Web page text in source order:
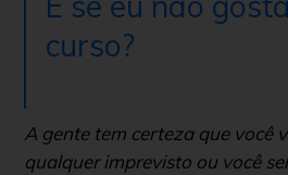
curso?
A gente tem certeza que você
qualquer imprevisto ou você